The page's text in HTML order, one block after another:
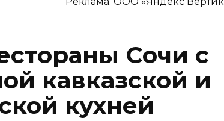
Сочи с
кавказской и
кухней